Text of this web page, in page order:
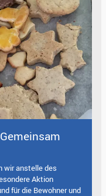
wir anstelle des
Aktion
für die Bewohner und